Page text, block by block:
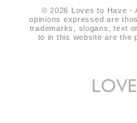
© 2026 Loves to Have -
opinions expressed are
trademarks, slogans, text
to in this website are the